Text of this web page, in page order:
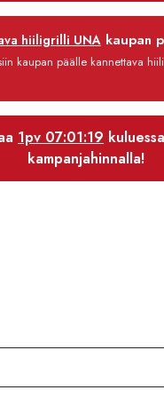
hiiligrilli UNAkaupan
kaupan päälle kannettava
1pv 07:01:18
kampanjahinnalla!